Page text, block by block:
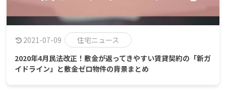
2021-07-09
住宅ニュース
2020年4月民法改正！敷金が返ってきやすい賃貸契約の「新ガ
イドライン」と敷金ゼロ物件の背景まとめ